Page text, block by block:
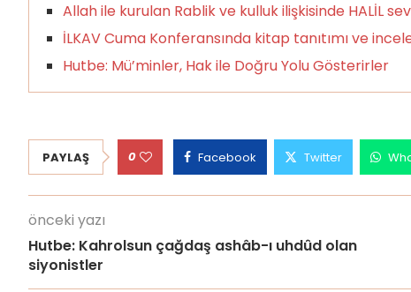
Allah ile kurulan Rablik ve kulluk ilişkisinde HALİL
İLKAV Cuma Konferansında kitap tanıtımı ve
Hutbe: Mü’minler, Hak ile Doğru Yolu Gösterirler
PAYLAŞ 0 Facebook Twitter
önceki yazı
Hutbe: Kahrolsun çağdaş ashâb-ı uhdûd olan
siyonistler